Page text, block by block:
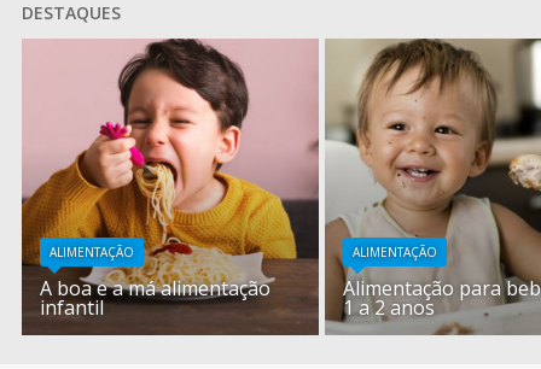
DESTAQUES
ALIMENTAÇÃO
A boa e a má alimentação
infantil
ALIMENTAÇÃO
Alimentação para
1 a 2 anos